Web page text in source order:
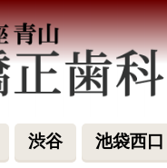
渋谷 池袋西口